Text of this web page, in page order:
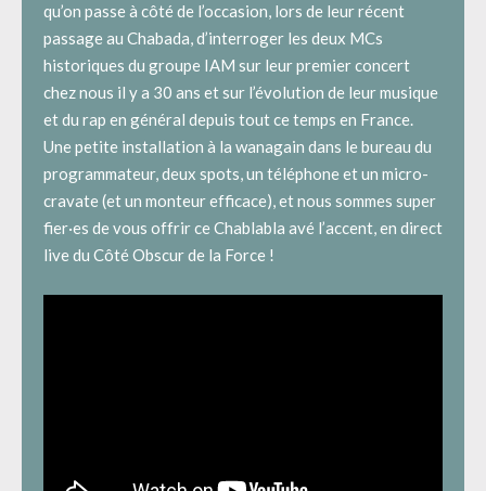
qu’on passe à côté de l’occasion, lors de leur récent
passage au Chabada, d’interroger les deux MCs
historiques du groupe IAM sur leur premier concert
chez nous il y a 30 ans et sur l’évolution de leur musique
et du rap en général depuis tout ce temps en France.
Une petite installation à la wanagain dans le bureau du
programmateur, deux spots, un téléphone et un micro-
cravate (et un monteur efficace), et nous sommes super
fier·es de vous offrir ce Chablabla avé l’accent, en direct
live du Côté Obscur de la Force !